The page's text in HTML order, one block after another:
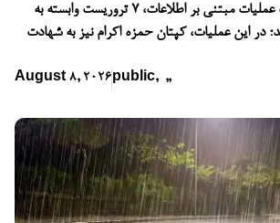
در هنگو، در جریان یک عملیات مبتنی بر اطلاعات، ۷ تروریست وابسته به
در این عملیات، کپتان حمزه اکرام نیز به شهادت
August 8, 2026 public, ,,